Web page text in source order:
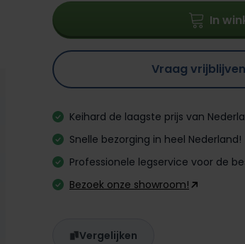
In
Vraag
Keihard de laagste prijs van
Snelle bezorging in heel Nederland!
Professionele legservice voor de
Bezoek onze showroom!
Vergelijken